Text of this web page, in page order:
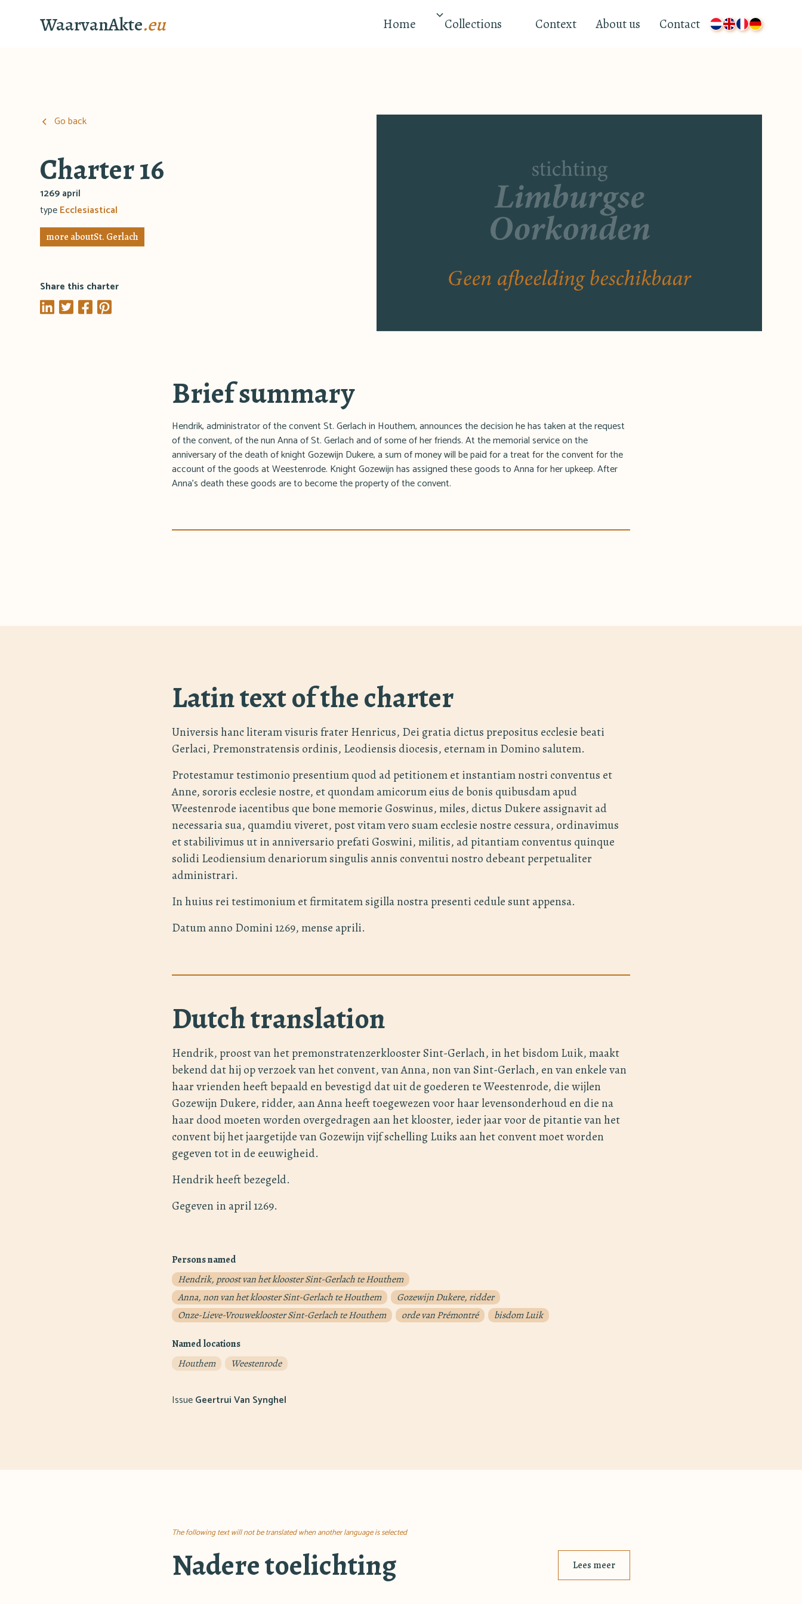
WaarvanAkte.eu Home Collections Context About us Contact
Go back
Charter 16
1269 april
typeEcclesiastical
more aboutSt. Gerlach
Share this charter
Brief summary
Hendrik, administrator of the convent St. Gerlach in Houthem, announces the decision he has taken at the request
of the convent, of the nun Anna of St. Gerlach and of some of her friends. At the memorial service on the
anniversary of the death of knight Gozewijn Dukere, a sum of money will be paid for a treat for the convent for the
account of the goods at Weestenrode. Knight Gozewijn has assigned these goods to Anna for her upkeep. After
Anna's death these goods are to become the property of the convent.
Latin text of the charter
Universis hanc literam visuris frater Henricus, Dei gratia dictus prepositus ecclesie beati
Gerlaci, Premonstratensis ordinis, Leodiensis diocesis, eternam in Domino salutem.
Protestamur testimonio presentium quod ad petitionem et instantiam nostri conventus et
Anne, sororis ecclesie nostre, et quondam amicorum eius de bonis quibusdam apud
Weestenrode iacentibus que bone memorie Goswinus, miles, dictus Dukere assignavit ad
necessaria sua, quamdiu viveret, post vitam vero suam ecclesie nostre cessura, ordinavimus
et stabilivimus ut in anniversario prefati Goswini, militis, ad pitantiam conventus quinque
solidi Leodiensium denariorum singulis annis conventui nostro debeant perpetualiter
administrari.
In huius rei testimonium et firmitatem sigilla nostra presenti cedule sunt appensa.
Datum anno Domini 1269, mense aprili.
Dutch translation
Hendrik, proost van het premonstratenzerklooster Sint-Gerlach, in het bisdom Luik, maakt
bekend dat hij op verzoek van het convent, van Anna, non van Sint-Gerlach, en van enkele van
haar vrienden heeft bepaald en bevestigd dat uit de goederen te Weestenrode, die wijlen
Gozewijn Dukere, ridder, aan Anna heeft toegewezen voor haar levensonderhoud en die na
haar dood moeten worden overgedragen aan het klooster, ieder jaar voor de pitantie van het
convent bij het jaargetijde van Gozewijn vijf schelling Luiks aan het convent moet worden
gegeven tot in de eeuwigheid.
Hendrik heeft bezegeld.
Gegeven in april 1269.
Persons named
Hendrik, proost van het klooster Sint-Gerlach te Houthem
Anna, non van het klooster Sint-Gerlach te Houthem
Gozewijn Dukere, ridder
Onze-Lieve-Vrouweklooster Sint-Gerlach te Houthem
orde van Prémontré bisdom Luik
Named locations
Houthem
Weestenrode
IssueGeertrui Van Synghel
The following text will not be translated when another language is selected
Nadere toelichting Lees meer